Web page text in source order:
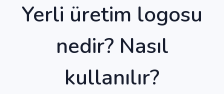
Yerli üretim logosu
nedir? Nasıl
kullanılır?